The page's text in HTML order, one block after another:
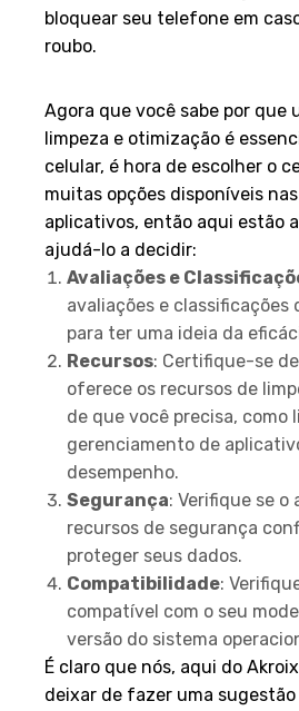
bloquear seu telefone em
roubo.
Agora que você sabe por que
limpeza e otimização é
celular, é hora de escolher o
muitas opções disponíveis
aplicativos, então aqui estão
ajudá-lo a decidir:
Avaliações e
avaliações e classificações
para ter uma ideia da
Recursos: Certifique-se
oferece os recursos de
de que você precisa, como
gerenciamento de
desempenho.
Segurança: Verifique se o
recursos de segurança
proteger seus dados.
Compatibilidade:
compatível com o seu
versão do sistema
É claro que nós, aqui do
deixar de fazer uma sugestão